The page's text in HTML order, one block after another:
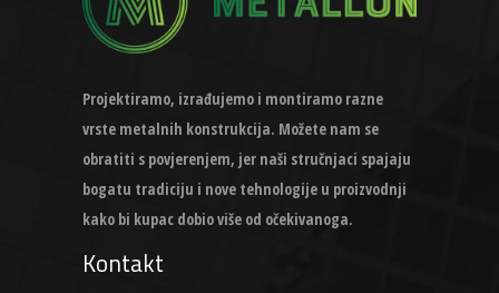
Projektiramo, izrađujemo i montiramo razne
vrste metalnih konstrukcija. Možete nam se
obratiti s povjerenjem, jer naši stručnjaci spajaju
bogatu tradiciju i nove tehnologije u proizvodnji
kako bi kupac dobio više od očekivanoga.
Kontakt